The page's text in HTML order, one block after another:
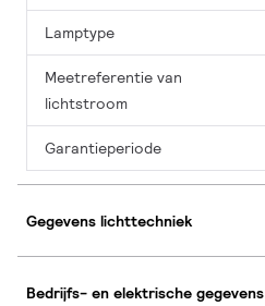
Lamptype
Meetreferentie van
lichtstroom
Garantieperiode
Gegevens lichttechniek
Bedrijfs- en elektrische gegevens